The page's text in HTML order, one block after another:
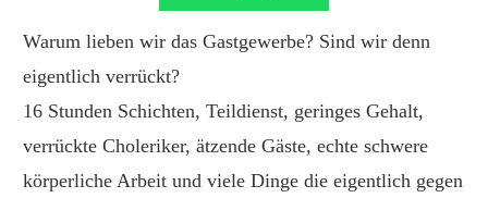
Warum lieben wir das Gastgewerbe? Sind wir denn
eigentlich verrückt?
16 Stunden Schichten, Teildienst, geringes Gehalt,
verrückte Choleriker, ätzende Gäste, echte schwere
körperliche Arbeit und viele Dinge die eigentlich gegen